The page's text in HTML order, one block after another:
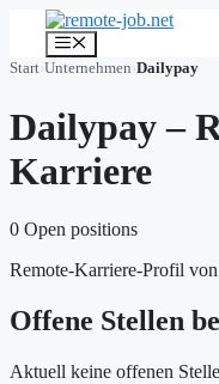
content
Menu
Start›Unternehmen›Dailypay
Dailypay –
Karriere
0 Open positions
Remote-Karriere-Profil
Offene Stellen
Aktuell keine offenen